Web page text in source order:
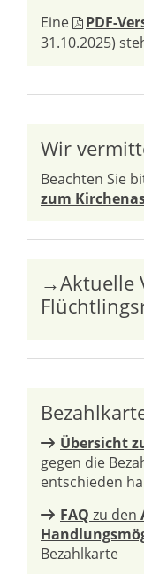
Eine
PDF-
31.10.2025)
Wir
Beachten Sie
zum
→Aktuelle
Übersicht
gegen die
entschieden
FAQ zu den
Bezahlkarte